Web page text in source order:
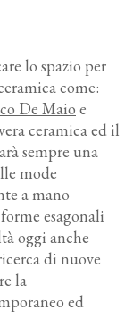
lo spazio per
come:
De Maio e
ceramica ed il
sempre una
mode
a mano
esagonali
oggi anche
di nuove
la
ed